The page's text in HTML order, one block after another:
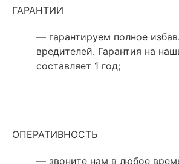
ГАРАНТИИ
— гарантируем полное
вредителей. Гарантия на
составляет 1 год;
ОПЕРАТИВНОСТЬ
— звоните нам в любое